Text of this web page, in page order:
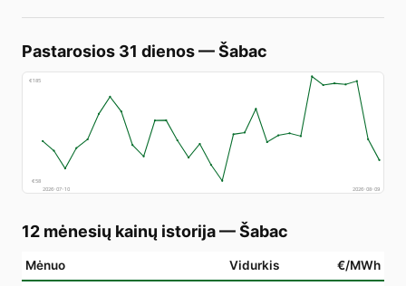
Pastarosios 31 dienos—Šabac
€185
€58
2026-07-10
2026-08-09
12 mėnesių kainų istorija—Šabac
Mėnuo Vidurkis €/MWh